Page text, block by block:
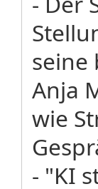
seine
Anja
wie
- "KI